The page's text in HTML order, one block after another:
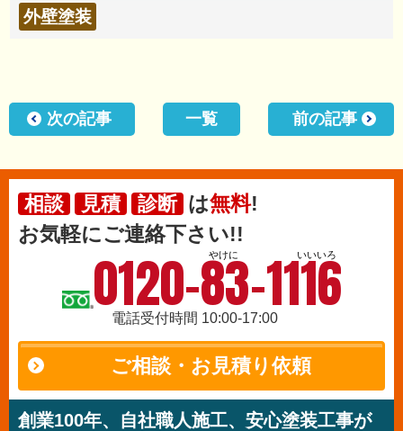
外壁塗装
次の記事 一覧 前の記事
相談 見積 診断 は無料!
お気軽にご連絡下さい!!
やけに いいいろ
0120-83-1116
電話受付時間 10:00-17:00
ご相談・お見積り依頼
創業100年、自社職人施工、安心塗装工事が